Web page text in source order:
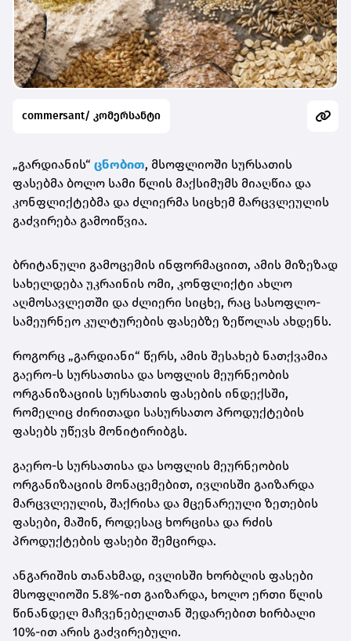
commersant/ კომერსანტი
„გარდიანის“ ცნობით, მსოფლიოში სურსათის
ფასებმა ბოლო სამი წლის მაქსიმუმს მიაღწია და
კონფლიქტებმა და ძლიერმა სიცხემ მარცვლეულის
გაძვირება გამოიწვია.
ბრიტანული გამოცემის ინფორმაციით, ამის მიზეზად
სახელდება უკრაინის ომი, კონფლიქტი ახლო
აღმოსავლეთში და ძლიერი სიცხე, რაც სასოფლო-
სამეურნეო კულტურების ფასებზე ზეწოლას ახდენს.
როგორც „გარდიანი“ წერს, ამის შესახებ ნათქვამია
გაერო-ს სურსათისა და სოფლის მეურნეობის
ორგანიზაციის სურსათის ფასების ინდექსში,
რომელიც ძირითადი სასურსათო პროდუქტების
ფასებს უწევს მონიტირიბგს.
გაერო-ს სურსათისა და სოფლის მეურნეობის
ორგანიზაციის მონაცემებით, ივლისში გაიზარდა
მარცვლეულის, შაქრისა და მცენარეული ზეთების
ფასები, მაშინ, როდესაც ხორცისა და რძის
პროდუქტების ფასები შემცირდა.
ანგარიშის თანახმად, ივლისში ხორბლის ფასები
მსოფლიოში 5.8%-ით გაიზარდა, ხოლო ერთი წლის
წინანდელ მაჩვენებელთან შედარებით ხირბალი
10%-ით არის გაძვირებული.